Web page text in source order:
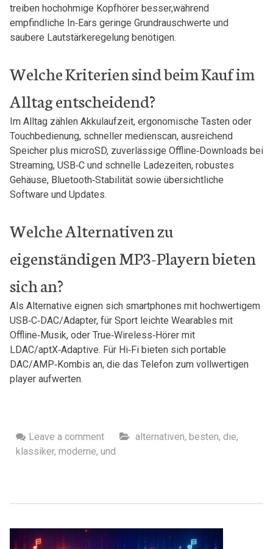
treiben‌ hochohmige Kopfhörer besser,während
empfindliche In‑Ears ⁢geringe Grundrauschwerte und
saubere Lautstärkeregelung benötigen.
Welche⁣ Kriterien sind beim Kauf im
Alltag ⁣entscheidend?
Im Alltag zählen Akkulaufzeit, ergonomische Tasten oder​
Touchbedienung, schneller medienscan, ausreichend
Speicher⁤ plus microSD, zuverlässige Offline‑Downloads bei
Streaming, USB‑C und schnelle Ladezeiten, robustes
Gehäuse, Bluetooth‑Stabilität sowie übersichtliche
Software und⁢ Updates.
Welche Alternativen zu
eigenständigen MP3-Playern ‌bieten
sich an?
Als Alternative eignen sich smartphones mit hochwertigem
USB‑C‑DAC/Adapter, für‌ Sport leichte Wearables ⁢mit
Offline‑Musik, oder True‑Wireless‑Hörer mit
LDAC/aptX‑Adaptive. Für Hi‑Fi bieten sich portable
DAC/AMP‑Kombis an, die ⁣das Telefon zum vollwertigen
player ⁣aufwerten.
Leave a comment alternativen, besten, die,
klassiker, moderne, und